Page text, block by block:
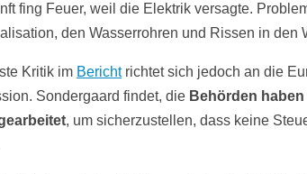
fing Feuer, weil die Elektrik versagte.
den Wasserrohren und Rissen in den
Kritik im Berichtrichtet sich jedoch an die
Sondergaard findet, die Behörden
, um sicherzustellen, dass keine